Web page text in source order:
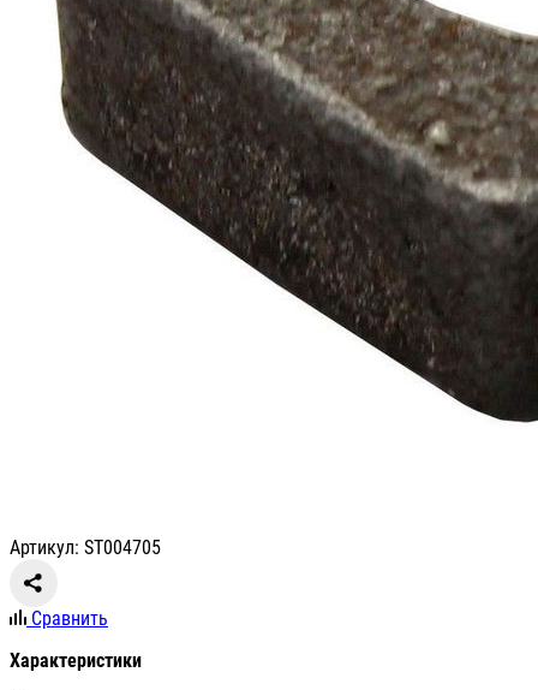
Артикул: ST004705
Сравнить
Характеристики